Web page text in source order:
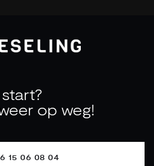
op weg!
15 06 08 04